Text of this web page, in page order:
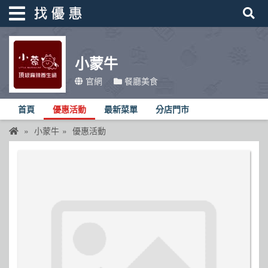
小蒙牛
官網 餐廳美食
首頁 優惠活動 最新菜單 分店門市
小蒙牛 優惠活動
找優惠
首頁
優惠活動
折價卷